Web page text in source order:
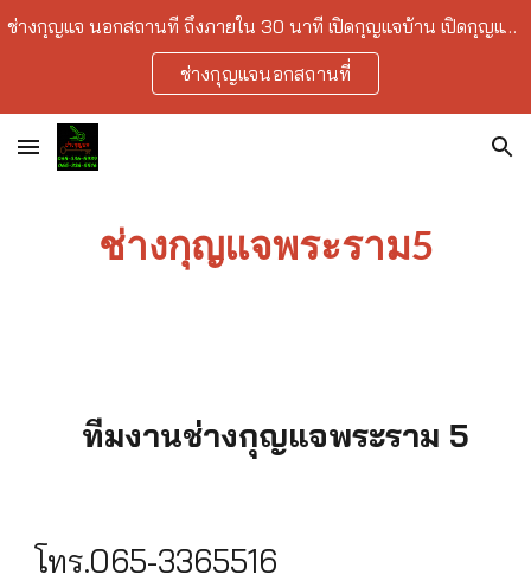
Skip to main content Skip to navigation
ช่างกุญแจ นอกสถานที่ ถึงภายใน 30 นาที เปิดกุญแจบ้าน เปิดกุญแจรถยนต์ เปิดกุญแจเซฟ ลืมกุญแจ ทำกุญแจ ราคาถูก บริการในเขตกรุงเทพ-ปริมณฑล
ช่างกุญแจนอกสถานที่
ช่างกุญแจพระราม5
ทีมงานช่างกุญแจพระราม 5
โทร.065-3365516